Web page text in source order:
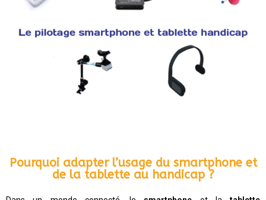
Pourquoi adapter l’usage du smartphone et
de la tablette au handicap ?